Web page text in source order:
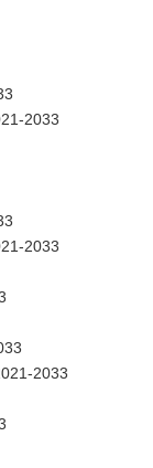
2033
2033
2033